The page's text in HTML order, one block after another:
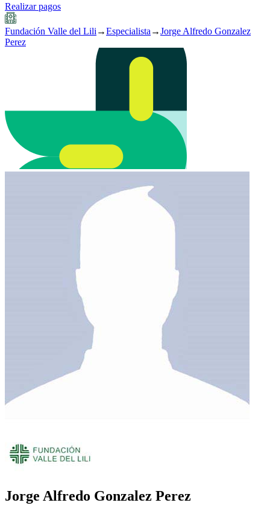
Realizar pagos
Fundación Valle del Lili →Especialista →Jorge Alfredo Gonzalez
Perez
Jorge Alfredo Gonzalez Perez